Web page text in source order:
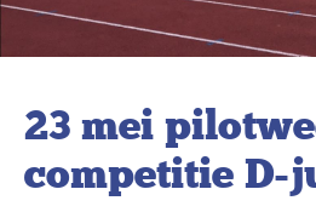
23 mei
competitie D-